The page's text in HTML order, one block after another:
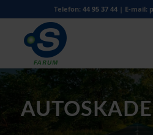
Telefon:44 95 37 44 | E-mail:
AUTOSKADE